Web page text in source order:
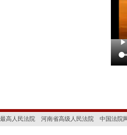
最高人民法院 河南省高级人民法院 中国法院